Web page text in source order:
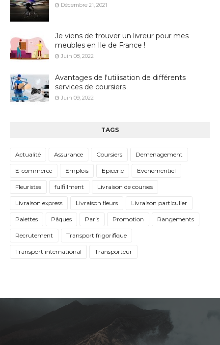
Décembre 21, 2021
Je viens de trouver un livreur pour mes
meubles en Ile de France !
Juin 08, 2022
Avantages de l'utilisation de différents
services de coursiers
Juin 09, 2022
TAGS
Actualité Assurance Coursiers Demenagement
E-commerce Emplois Epicerie Evenementiel
Fleuristes fulfillment Livraison de courses
Livraison express Livraison fleurs Livraison particulier
Palettes Pâques Paris Promotion Rangements
Recrutement Transport frigorifique
Transport international Transporteur